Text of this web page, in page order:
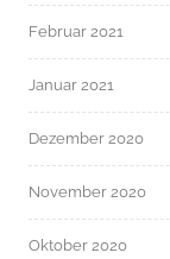
Februar 2021
Januar 2021
Dezember 2020
November 2020
Oktober 2020